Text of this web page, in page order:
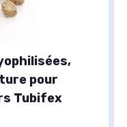
pour
Tubifex